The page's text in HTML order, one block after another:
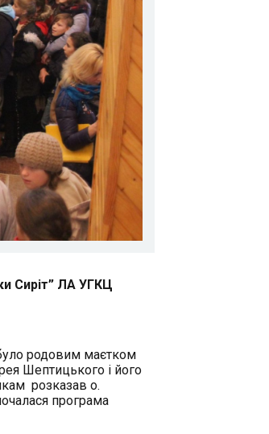
Сиріт” ЛА УГКЦ
було родовим маєтком
Шептицького і його
розказав о.
програма